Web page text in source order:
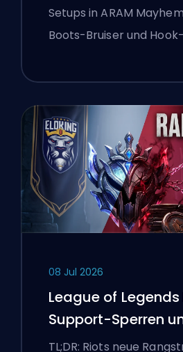
Setups in ARAM
Boots-Bruiser und
08 Jul 2026
League of Legends
Support-Sperren
Boosting-Flaggen
TL;DR: Riots neue